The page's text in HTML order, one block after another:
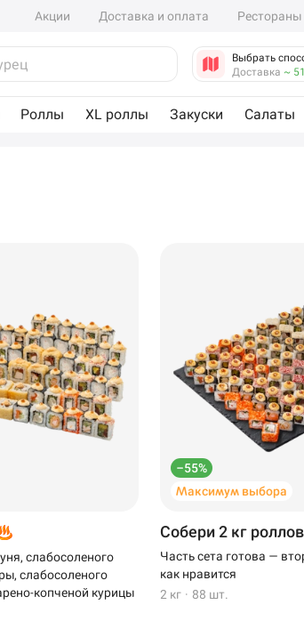
Акции Доставка и оплата Рестораны
Выбрать
Доставка ~
Роллы XL роллы Закуски Салаты
слабосоленого
слабосоленого
копченой курицы
–55%
Максимум выбора
Собери 2 кг роллов
Часть сета готова —
как нравится
2 кг · 88 шт.